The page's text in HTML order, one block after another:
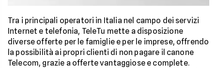
Tra i principali operatori in Italia nel campo dei servizi
Internet e telefonia, TeleTu mette a disposizione
diverse offerte per le famiglie e per le imprese, offrendo
la possibilità ai propri clienti di non pagare il canone
Telecom, grazie a offerte vantaggiose e complete.